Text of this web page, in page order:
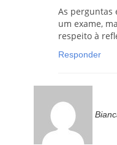
As perguntas
um exame,
respeito à
Responder